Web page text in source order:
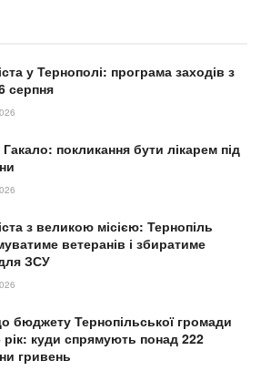
у Тернополі: програма заходів з
серпня
Гакало: покликання бути лікарем під
з великою місією: Тернопіль
ветеранів і збиратиме
ЗСУ
бюджету Тернопільської громади
рік: куди спрямують понад 222
гривень